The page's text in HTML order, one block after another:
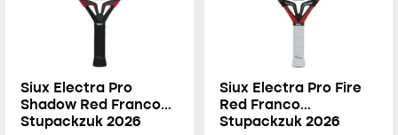
Siux Electra Pro
Shadow Red Franco
Stupackzuk 2026
Siux Electra Pro Fire
Red Franco
Stupackzuk 2026